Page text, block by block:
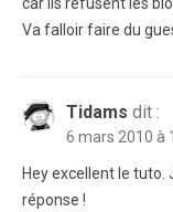
Va falloir faire du
Tidams dit :
6 mars 2010 à
Hey excellent le tuto.
réponse !